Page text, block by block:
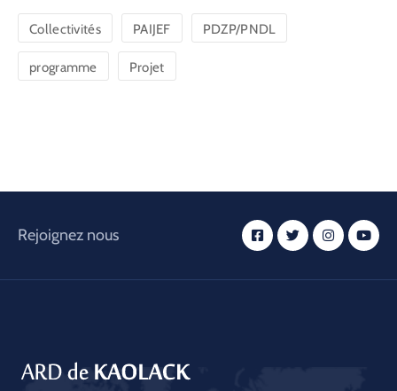
Collectivités PAIJEF PDZP/PNDL
programme Projet
Rejoignez nous